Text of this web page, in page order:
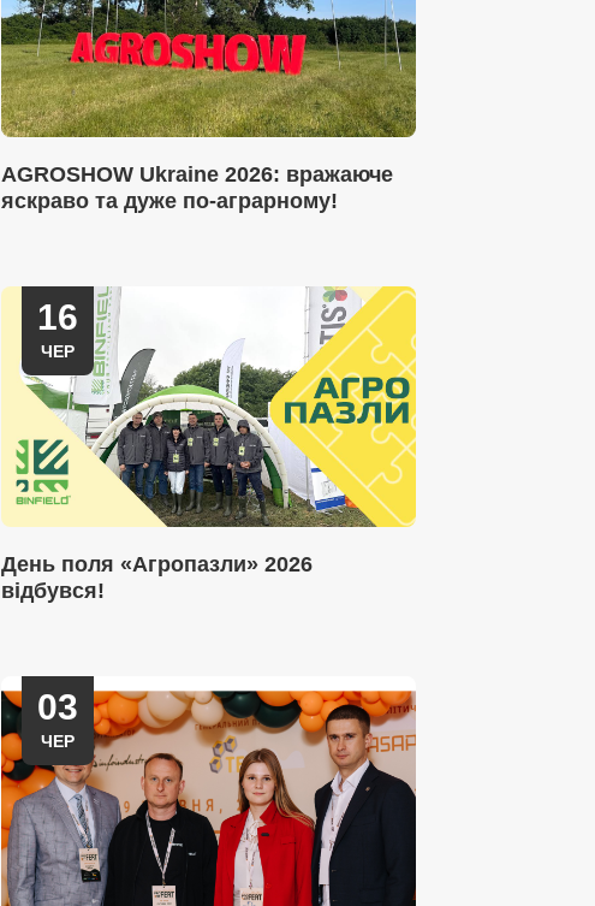
AGROSHOW Ukraine 2026: вражаюче
яскраво та дуже по-аграрному!
16
ЧЕР
День поля «Агропазли» 2026
відбувся!
03
ЧЕР